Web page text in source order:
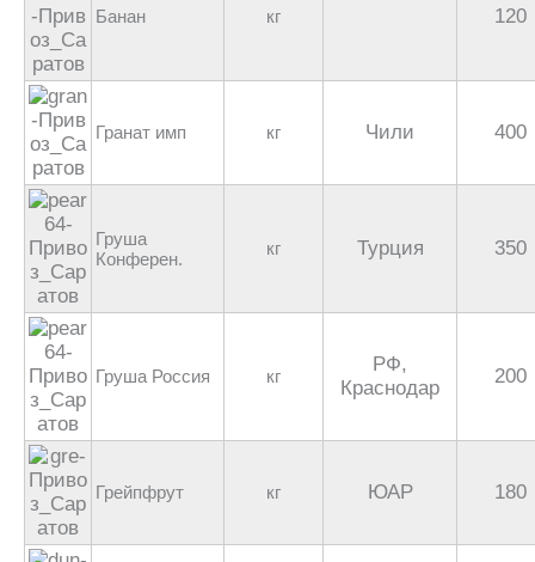
Банан кг 120
Гранат имп кг Чили 400
Груша
Конферен.
кг Турция 350
Груша Россия кг
РФ,
Краснодар
200
Грейпфрут кг ЮАР 180